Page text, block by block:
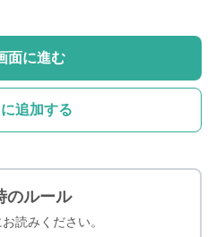
面に進む
追加する
のルール
読みください。